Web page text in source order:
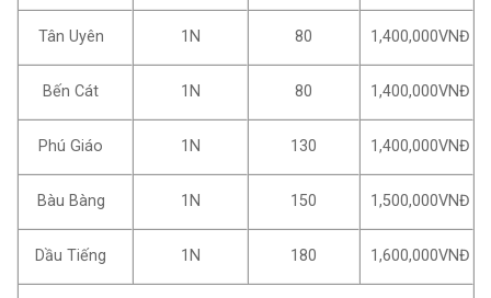
Tân Uyên 1N 80 1,400,000VNĐ
Bến Cát 1N 80 1,400,000VNĐ
Phú Giáo 1N 130 1,400,000VNĐ
Bàu Bàng 1N 150 1,500,000VNĐ
Dầu Tiếng 1N 180 1,600,000VNĐ